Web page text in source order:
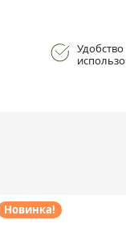
Удобство
Новинка!